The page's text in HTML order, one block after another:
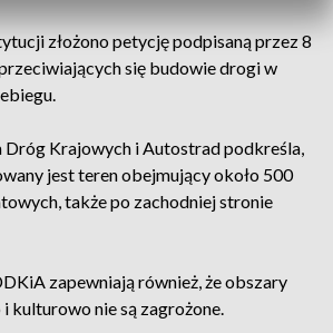
złożono petycję podpisaną przez 8
się budowie drogi w
Dróg Krajowych i Autostrad podkreśla,
jest teren obejmujący około 500
także po zachodniej stronie
zapewniają również, że obszary
kulturowo nie są zagrożone.